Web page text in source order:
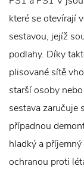
které se otevírají
sestavou, jejíž
podlahy. Díky
plisované sítě
starší osoby
sestava zaručuje
případnou
hladký a
ochranou proti